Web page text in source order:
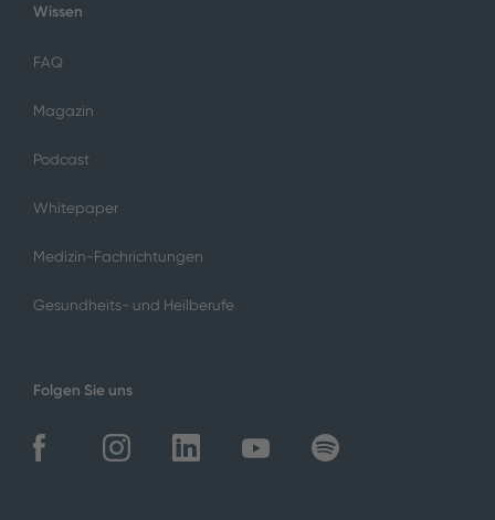
Wissen
FAQ
Magazin
Podcast
Whitepaper
Medizin-Fachrichtungen
Gesundheits- und Heilberufe
Folgen Sie uns